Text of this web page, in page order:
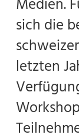
sich die
letzten